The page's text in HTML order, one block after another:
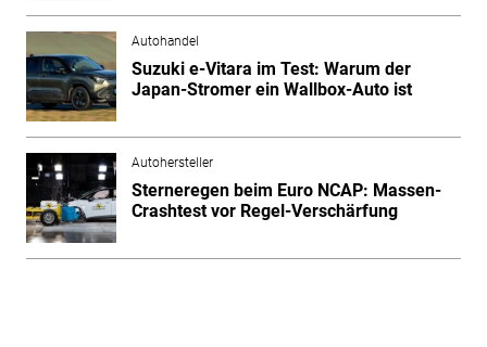
Autohandel
Suzuki e-Vitara im Test: Warum der
Japan-Stromer ein Wallbox-Auto ist
Autohersteller
Sterneregen beim Euro NCAP: Massen-
Crashtest vor Regel-Verschärfung